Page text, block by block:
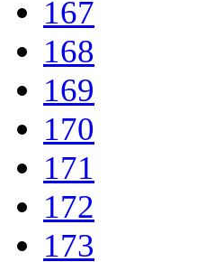
167
168
169
170
171
172
173